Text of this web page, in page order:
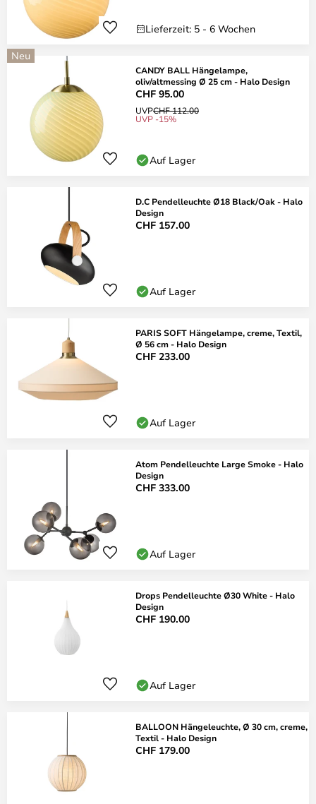
Lieferzeit: 5 - 6 Wochen
Neu
CANDY BALL Hängelampe,
oliv/altmessing Ø 25 cm - Halo Design
CHF 95.00
UVPCHF 112.00
UVP -15%
Auf Lager
D.C Pendelleuchte Ø18 Black/Oak - Halo
Design
CHF 157.00
Auf Lager
PARIS SOFT Hängelampe, creme, Textil,
Ø 56 cm - Halo Design
CHF 233.00
Auf Lager
Atom Pendelleuchte Large Smoke - Halo
Design
CHF 333.00
Auf Lager
Drops Pendelleuchte Ø30 White - Halo
Design
CHF 190.00
Auf Lager
BALLOON Hängeleuchte, Ø 30 cm, creme,
Textil - Halo Design
CHF 179.00